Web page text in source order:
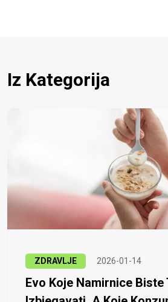
Iz Kategorija
ZDRAVLJE 2026-01-14
Evo Koje Namirnice Biste